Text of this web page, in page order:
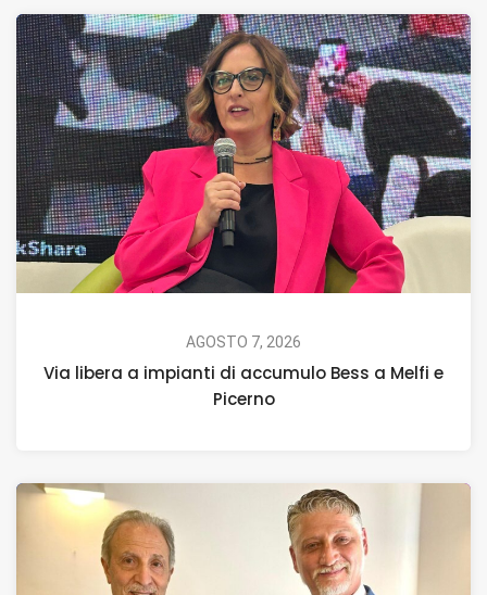
AGOSTO 7, 2026
Via libera a impianti di accumulo Bess a Melfi e
Picerno